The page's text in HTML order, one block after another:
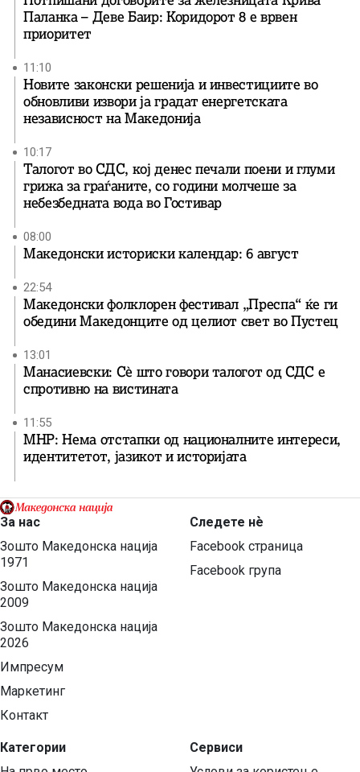
Паланка – Деве Баир: Коридорот 8 е врвен
приоритет
11:10
Новите законски решенија и инвестициите во
обновливи извори ја градат енергетската
независност на Македонија
10:17
Талогот во СДС, кој денес печали поени и глуми
грижа за граѓаните, со години молчеше за
небезбедната вода во Гостивар
08:00
Македонски историски календар: 6 август
22:54
Македонски фолклорен фестивал „Преспа“ ќе ги
обедини Македонците од целиот свет во Пустец
13:01
Манасиевски: Сè што говори талогот од СДС е
спротивно на вистината
11:55
МНР: Нема отстапки од националните интереси,
идентитетот, јазикот и историјата
За нас
Зошто Македонска нација
1971
Зошто Македонска нација
2009
Зошто Македонска нација
2026
Импресум
Маркетинг
Контакт
Категории
Следете нѐ
Facebook страница
Facebook група
Сервиси